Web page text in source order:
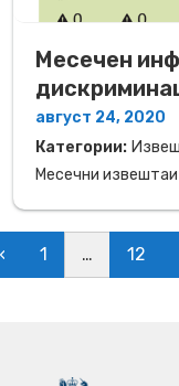
Месечен
август 24, 2020
Категории:
Месечни извештаи
1 … 12